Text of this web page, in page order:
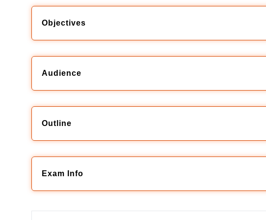
Objectives
Audience
Outline
Exam Info